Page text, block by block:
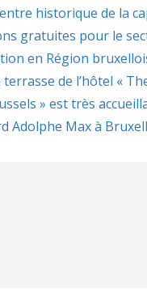
historique de la
gratuites pour le
en Région
de l’hôtel «
» est très
Adolphe Max à